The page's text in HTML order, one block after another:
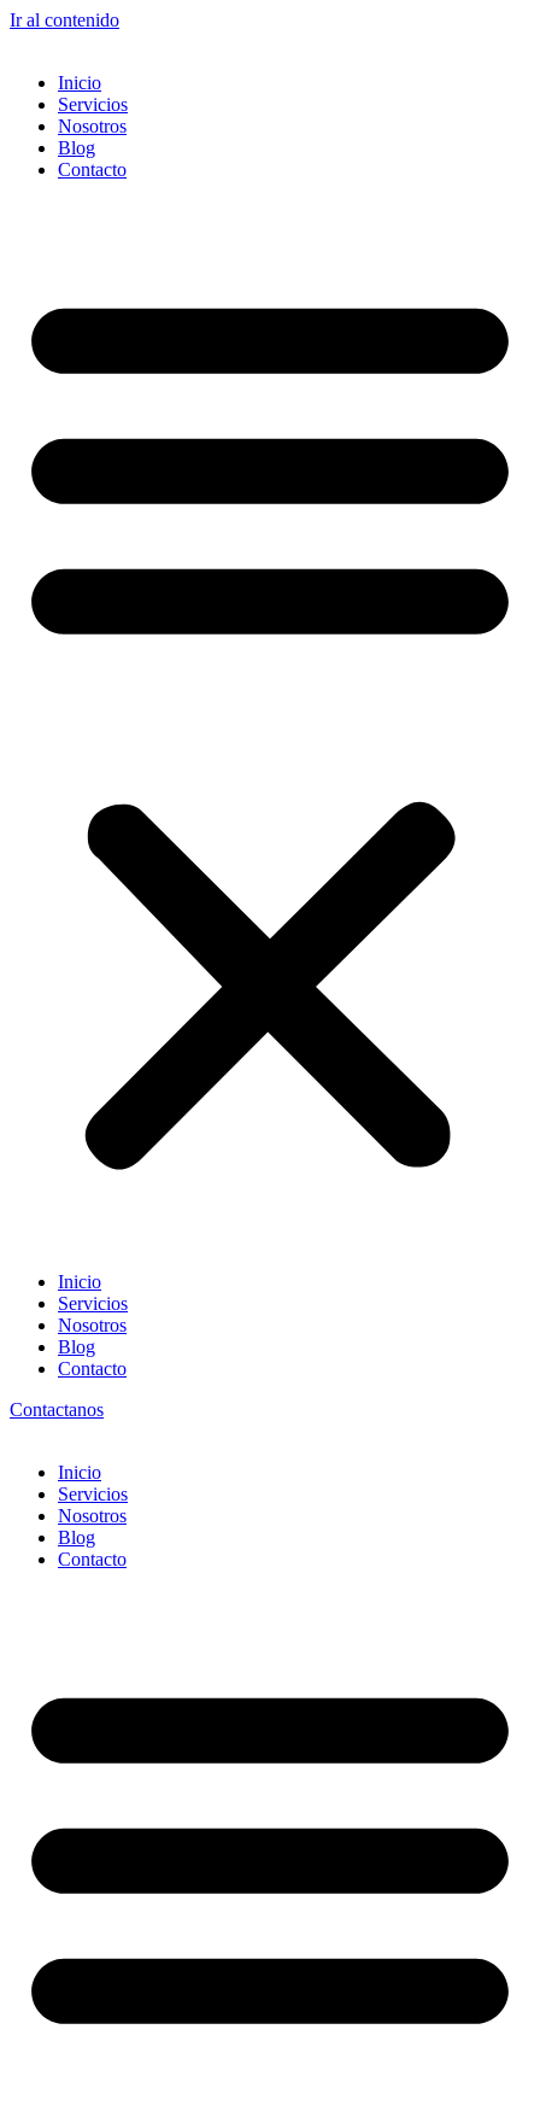
Ir al contenido
Inicio
Servicios
Nosotros
Blog
Contacto
Inicio
Servicios
Nosotros
Blog
Contacto
Contactanos
Inicio
Servicios
Nosotros
Blog
Contacto